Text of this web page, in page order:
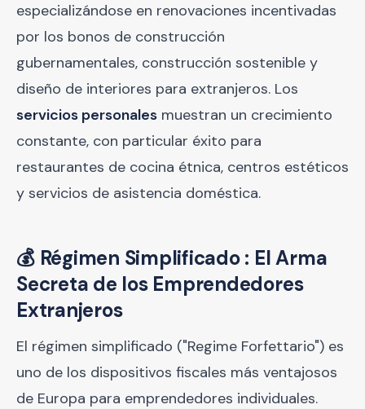
especializándose en renovaciones incentivadas
por los bonos de construcción
gubernamentales, construcción sostenible y
diseño de interiores para extranjeros. Los
servicios personales muestran un crecimiento
constante, con particular éxito para
restaurantes de cocina étnica, centros estéticos
y servicios de asistencia doméstica.
💰 Régimen Simplificado : El Arma
Secreta de los Emprendedores
Extranjeros
El régimen simplificado ("Regime Forfettario") es
uno de los dispositivos fiscales más ventajosos
de Europa para emprendedores individuales.